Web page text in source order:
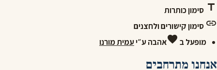
title סימון כותרות
link סימון קישורים ולחצנים
מופעל ב favoriteאהבהע״יעמית מורנו
אנחנו מתרחבים